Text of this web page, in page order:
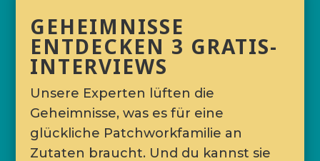
GEHEIMNISSE
ENTDECKEN 3 GRATIS-
INTERVIEWS
Unsere Experten lüften die
Geheimnisse, was es für eine
glückliche Patchworkfamilie an
Zutaten braucht. Und du kannst sie